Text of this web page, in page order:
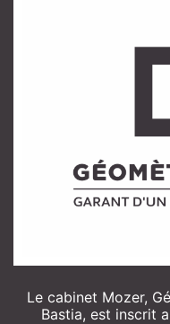
Le cabinet Mozer,
Bastia, est inscrit